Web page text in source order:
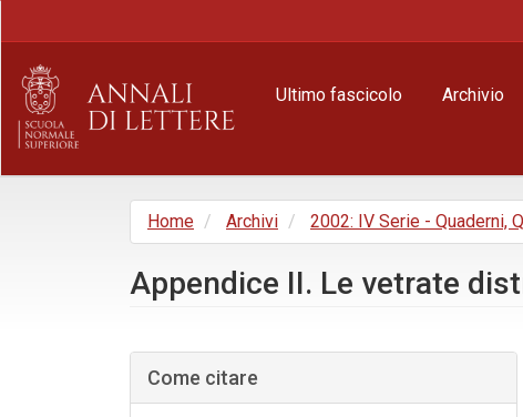
principale
Barra
laterale
Ultimo fascicolo Archivio
Home Archivi 2002: IV Serie - Quaderni,
Appendice II. Le vetrate
laterale
dell'articolo
Come citare